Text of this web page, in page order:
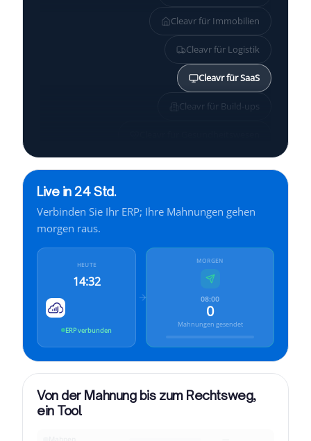
Cleavr für Immobilien
Cleavr für Logistik
Cleavr fürSaaS
Cleavr für Build-ups
Cleavr für Finanzen
Cleavr fürIndustrie
Live in 24 Std.
Verbinden Sie Ihr ERP; Ihre Mahnungen gehen
morgen raus.
HEUTE
14:32
ERP verbunden
MORGEN
08:00
0
Mahnungen gesendet
Von der Mahnung bis zum Rechtsweg,
ein Tool